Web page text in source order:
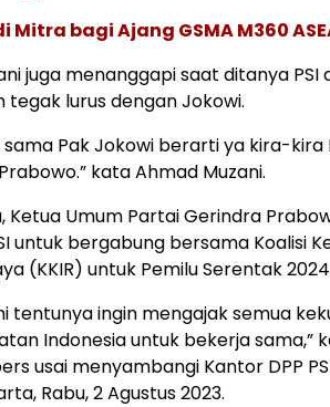
Mitra bagi Ajang GSMA M360
juga menanggapi saat ditanya
lurus dengan Jokowi.
sama Pak Jokowi berarti ya kira-kira
kata Ahmad Muzani.
Ketua Umum Partai Gerindra
untuk bergabung bersama Koalisi
(KKIR) untuk Pemilu Serentak
tentunya ingin mengajak semua
Indonesia untuk bekerja sama,”
usai menyambangi Kantor DPP
Rabu, 2 Agustus 2023.